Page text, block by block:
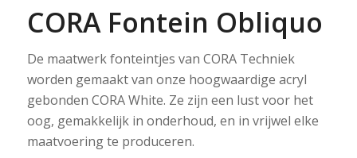
CORA Fontein Obliquo
De maatwerk fonteintjes van CORA Techniek
worden gemaakt van onze hoogwaardige acryl
gebonden CORA White. Ze zijn een lust voor het
oog, gemakkelijk in onderhoud, en in vrijwel elke
maatvoering te produceren.